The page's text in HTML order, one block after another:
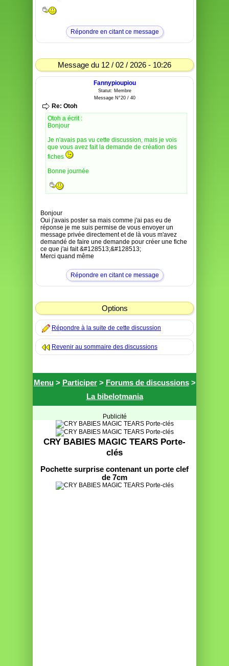
Répondre en citant ce message
Message du 12 / 02 / 2026 - 10:26
Fannypioupiou
Statut: Membre
Message N°20 / 40
Re: Otoh
Otoh a écrit :
Bonjour
Je n'avais pas vu cette discussion, mais je vois
que vous avez fait la demande de création des
fiches
Bonne journée
Bonjour
Oui j'avais poster sa mais comme j'ai pas eu de
réponse je me suis permise de vous envoyer un
message privée directement et de là vous m'avez
demandé de faire une demande pour créer une fiche
ce que j'ai fait &#128513;&#128513;
Merci quand même
Répondre en citant ce message
Options
Répondre à la suite de cette discussion
Revenir au sommaire des discussions
Menu> Participer> Forums de discussions>
La bibelotmania
Publicité
CRY BABIES MAGIC TEARS Porte-
clés
Pochette surprise contenant un porte clef
de 7cm